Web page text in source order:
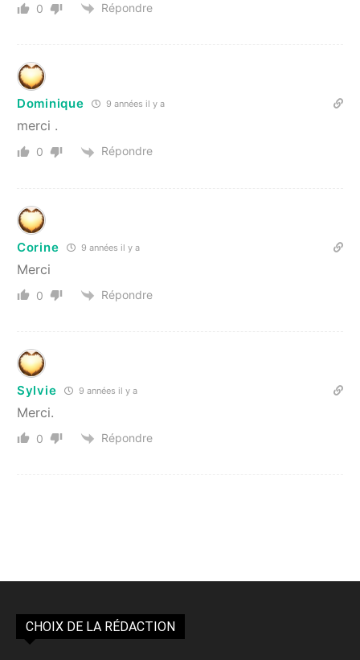
0 Répondre
Dominique 9 années il y a
merci .
0 Répondre
Corine 9 années il y a
Merci
0 Répondre
Sylvie 9 années il y a
Merci.
0 Répondre
CHOIX DE LA RÉDACTION